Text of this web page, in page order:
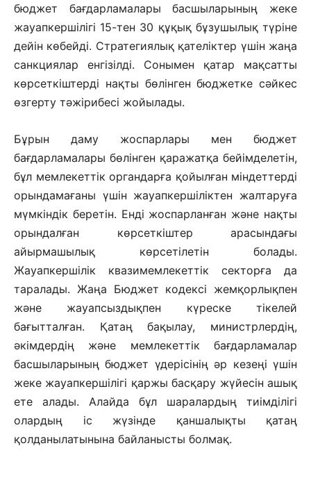
бюджет ба­ғдар­ламалары басшыларының жеке
жауап­кершілігі 15-тен 30 құқық ­бұзу­шы­лық түріне
дейін көбейді. Страте­гия­лық қателіктер үшін жаңа
санкция­лар ен­гізілді. Сонымен қатар мақсат­ты
көр­сет­кіштерді нақты бөлінген бюд­жетке сәйкес
өзгерту тәжірибесі жойылады.
Бұрын даму жоспарлары мен бюджет
бағдарламалары бөлінген қара­жатқа бейімделетін,
бұл мемле­кеттік органдарға қойылған міндет­терді
орындамағаны үшін жауапкер­шілік­тен жалтаруға
мүмкіндік бере­тін. Енді жоспарланған және нақты
орын­далған көрсеткіштер арасындағы
айырмашылық көрсетілетін болады.
Жауапкершілік квазимемлекеттік сек­торға да
таралады. Жаңа Бюд­жет кодексі жемқорлықпен
және жауапсыздықпен күреске тікелей
бағытталған. Қатаң бақылау, министрлердің,
әкімдердің және мемлекеттік бағдарламалар
басшыларының бюджет үдерісінің әр кезеңі үшін
жеке жауапкершілігі қаржы басқару жүйесін ашық
ете алады. Алайда бұл шаралардың тиімділігі
олардың іс жүзінде қаншалықты қатаң
қолданылатынына байланысты болмақ.